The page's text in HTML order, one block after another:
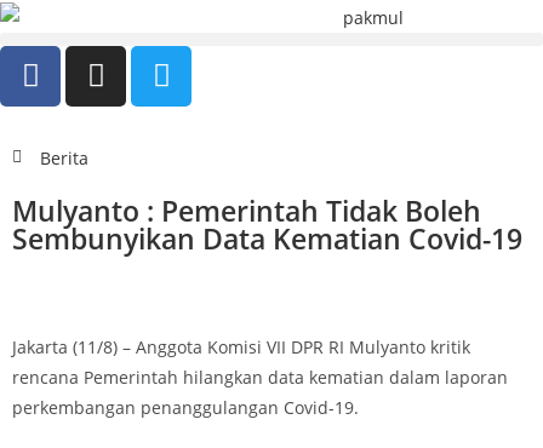
Berita
Mulyanto : Pemerintah Tidak Boleh
Sembunyikan Data Kematian Covid-19
Jakarta (11/8) – Anggota Komisi VII DPR RI Mulyanto kritik
rencana Pemerintah hilangkan data kematian dalam laporan
perkembangan penanggulangan Covid-19.